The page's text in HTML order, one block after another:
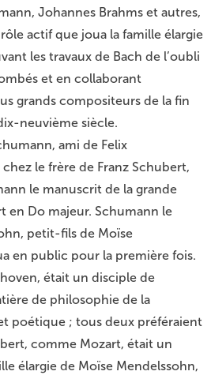
Johannes Brahms et autres,
actif que joua la famille élargie
les travaux de Bach de l’oubli
et en collaborant
grands compositeurs de la fin
neuvième siècle.
ami de Felix
le frère de Franz Schubert,
le manuscrit de la grande
en Do majeur. Schumann le
petit-fils de Moïse
en public pour la première fois.
était un disciple de
de philosophie de la
poétique ; tous deux préféraient
comme Mozart, était un
élargie de Moïse Mendelssohn,